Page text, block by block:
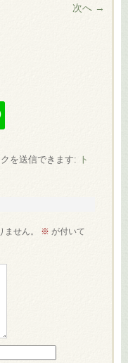
次へ →
を送信できます: ト
ません。 ※ が付いて